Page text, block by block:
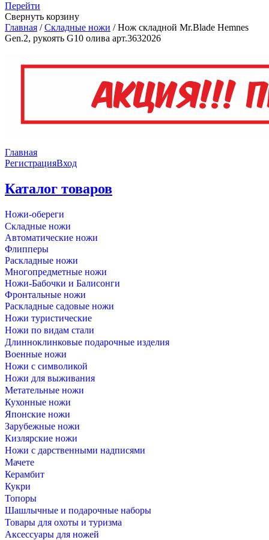
Перейти
Свернуть корзину
Главная /Складные ножи /Нож складной Mr.Blade Hemnes
Gen.2, рукоять G10 олива арт.3632026
Главная
РегистрацияВход
Каталог товаров
Ножи-обереги
Складные ножи
Автоматические ножи
Флипперы
Раскладные ножи
Многопредметные ножи
Ножи-Бабочки и Балисонги
Фронтальные ножи
Раскладные садовые ножи
Ножи туристические
Ножи по видам стали
Длинноклинковые подарочные изделия
Военные ножи
Ножи с символикой
Ножи для выживания
Метательные ножи
Кухонные ножи
Японские ножи
Зарубежные ножи
Кизлярские ножи
Ножи с дарственными надписями
Мачете
Керамбит
Кукри
Топоры
Шашлычные и подарочные наборы
Товары для охоты и туризма
Аксессуары для ножей